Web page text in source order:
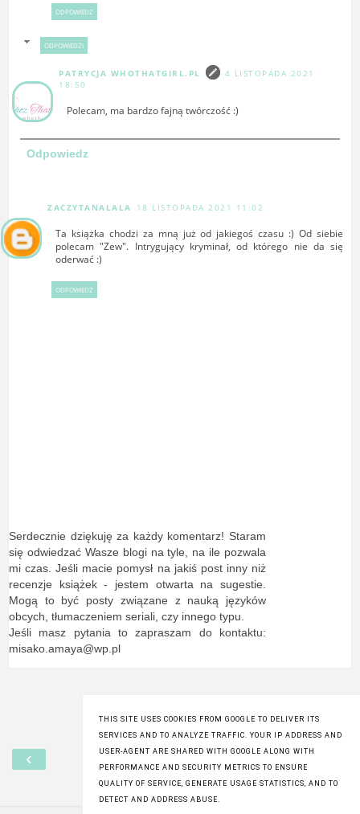
ODPOWIEDZ
ODPOWIEDZI
PATRYCJA WHOTHATGIRL.PL
4 LISTOPADA 2021
18:50
Polecam, ma bardzo fajną twórczość :)
Odpowiedz
ZACZYTANALALA 18 LISTOPADA 2021 11:02
Ta książka chodzi za mną już od jakiegoś czasu :) Od siebie
polecam "Zew". Intrygujący kryminał, od którego nie da się
oderwać :)
ODPOWIEDZ
Serdecznie dziękuję za każdy komentarz! Staram
się odwiedzać Wasze blogi na tyle, na ile pozwala
mi czas. Jeśli macie pomysł na jakiś post inny niż
recenzje książek - jestem otwarta na sugestie.
Mogą to być posty związane z nauką języków
obcych, tłumaczeniem seriali, czy innego typu.
Jeśli masz pytania to zapraszam do kontaktu:
misako.amaya@wp.pl
‹
Wyświetl wersję na komputer
THIS SITE USES COOKIES FROM GOOGLE TO DELIVER ITS
SERVICES AND TO ANALYZE TRAFFIC. YOUR IP ADDRESS AND
USER-AGENT ARE SHARED WITH GOOGLE ALONG WITH
PERFORMANCE AND SECURITY METRICS TO ENSURE
QUALITY OF SERVICE, GENERATE USAGE STATISTICS, AND TO
DETECT AND ADDRESS ABUSE.